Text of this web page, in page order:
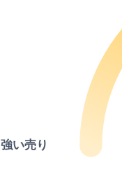
強い売り